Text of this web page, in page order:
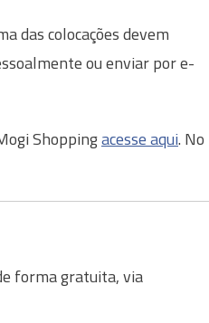
das colocações devem
ou enviar por e-
Shoppingacesse aqui. No
forma gratuita, via